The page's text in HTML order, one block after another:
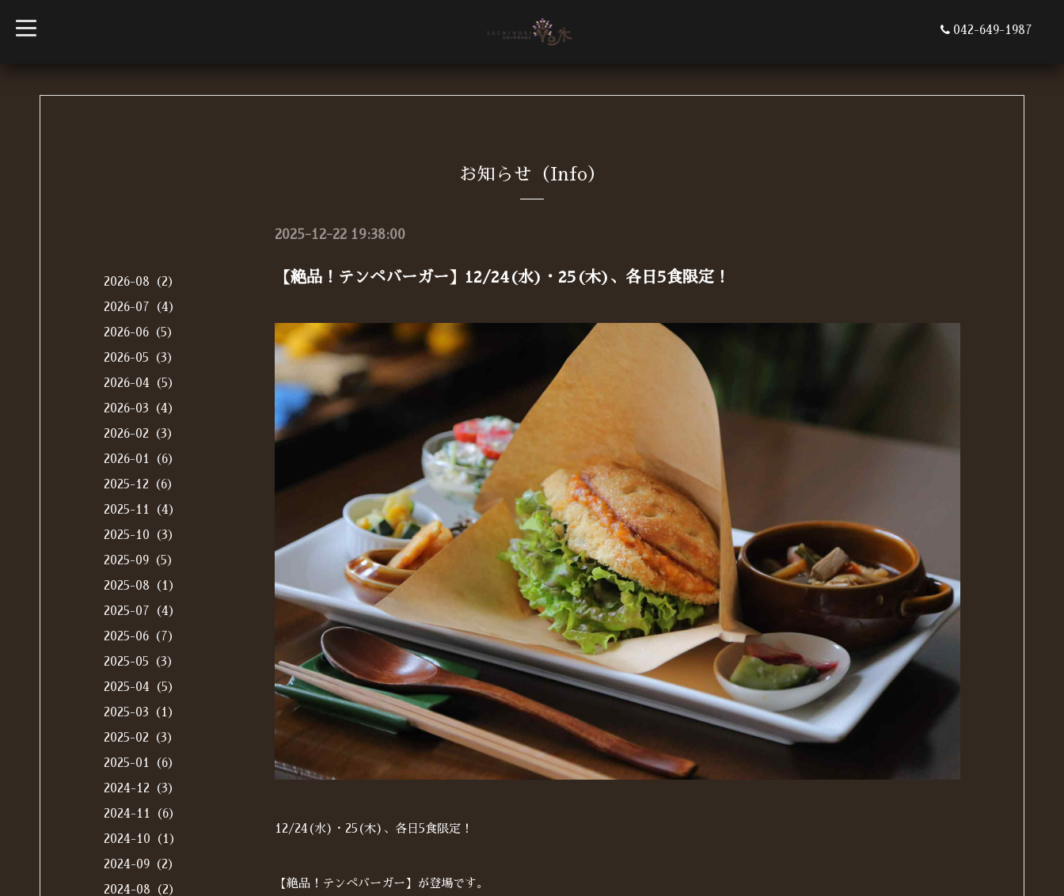
t
o
042-649-1987
お知らせ（Info）
2025-12-22 19:38:00
【絶品！テンペバーガー】12/24(水)・25(木)、各日5食限定！
12/24(水)・25(木)、各日5食限定！
【絶品！テンペバーガー】が登場です。
2026-08（2）
2026-07（4）
2026-06（5）
2026-05（3）
2026-04（5）
2026-03（4）
2026-02（3）
2026-01（6）
2025-12（6）
2025-11（4）
2025-10（3）
2025-09（5）
2025-08（1）
2025-07（4）
2025-06（7）
2025-05（3）
2025-04（5）
2025-03（1）
2025-02（3）
2025-01（6）
2024-12（3）
2024-11（6）
2024-10（1）
2024-09（2）
2024-08（2）